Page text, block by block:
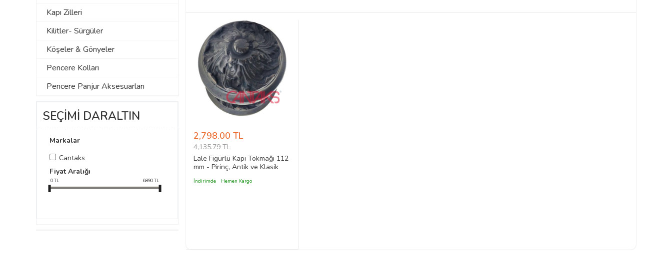
Kapı Zilleri
Kilitler- Sürgüler
Köşeler & Gönyeler
Pencere Kolları
Pencere Panjur Aksesuarları
SEÇİMİ DARALTIN
Markalar
Cantaks
Fiyat Aralığı
0TL 6890TL
2,798.00 TL
4,135.79 TL
Lale Figürlü Kapı Tokmağı 112
mm - Pirinç, Antik ve Klasik
İndirimde Hemen Kargo